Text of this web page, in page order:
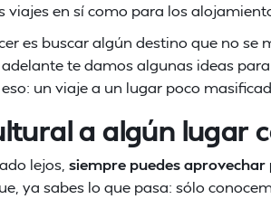
viajes en sí como para los
es buscar algún destino que no se
te damos algunas ideas
un viaje a un lugar poco
a algún lugar
lejos, siempre puedes
ya sabes lo que pasa: sólo